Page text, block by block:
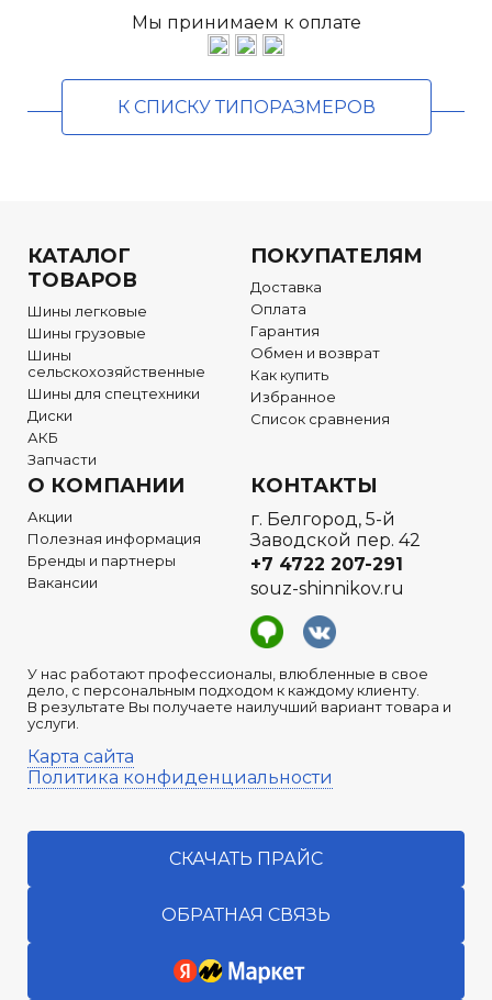
Мы принимаем к оплате
К СПИСКУ ТИПОРАЗМЕРОВ
КАТАЛОГ
ТОВАРОВ
Шины легковые
Шины грузовые
Шины
сельскохозяйственные
Шины для спецтехники
Диски
АКБ
Запчасти
ПОКУПАТЕЛЯМ
Доставка
Оплата
Гарантия
Обмен и возврат
Как купить
Избранное
Список сравнения
О КОМПАНИИ
Акции
Полезная информация
Бренды и партнеры
Вакансии
У нас работают профессионалы, влюбленные в свое
дело, с персональным подходом к каждому клиенту.
В результате Вы получаете наилучший вариант товара и
услуги.
Карта сайта
Политика конфиденциальности
КОНТАКТЫ
г. Белгород, 5-й
Заводской пер. 42
+7 4722 207-291
souz-shinnikov.ru
СКАЧАТЬ ПРАЙС
ОБРАТНАЯ СВЯЗЬ